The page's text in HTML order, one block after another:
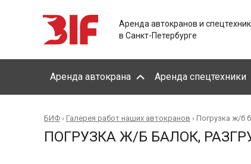
Аренда автокранов и
в Санкт-Петербурге
Аренда автокрана Аренда спецтехники
БИФ › Галерея работ наших автокранов › Погрузка ж/б
ПОГРУЗКА Ж/Б БАЛОК,